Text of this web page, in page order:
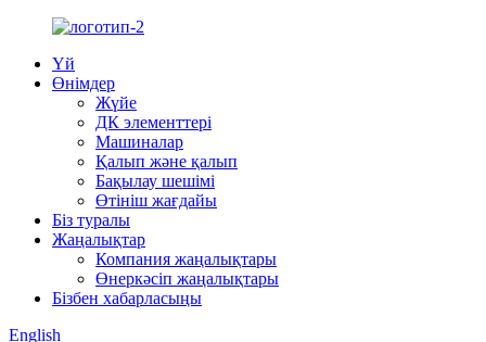
Үй
Өнімдер
Жүйе
ДК элементтері
Машиналар
Қалып және қалып
Бақылау шешімі
Өтініш жағдайы
Біз туралы
Жаңалықтар
Компания жаңалықтары
Өнеркәсіп жаңалықтары
Бізбен хабарласыңы
English